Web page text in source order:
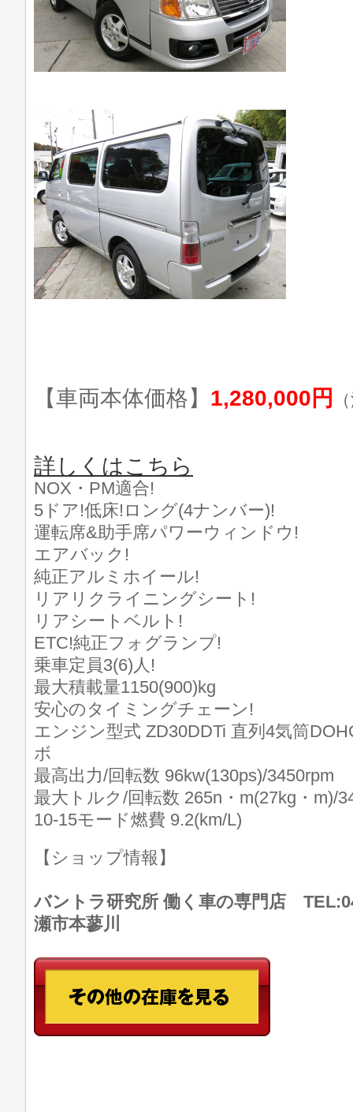
【車両本体価格】 1,280,000円
詳しくはこちら
NOX・PM適合!
5ドア!低床!ロング(4ナンバー)!
運転席&助手席パワーウィンドウ!
エアバック!
純正アルミホイール!
リアリクライニングシート!
リアシートベルト!
ETC!純正フォグランプ!
乗車定員3(6)人!
最大積載量1150(900)kg
安心のタイミングチェーン!
エンジン型式 ZD30DDTi 直列4気筒
ボ
最高出力/回転数 96kw(130ps)/3450rpm
最大トルク/回転数 265n・m(27kg・m)/
10-15モード燃費 9.2(km/L)
【ショップ情報】
バントラ研究所 働く車の専門店
瀬市本蓼川